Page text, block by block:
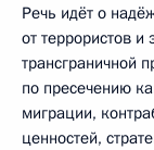
Речь идёт о
от террористов и
трансграничной
по пресечению
миграции,
ценностей,